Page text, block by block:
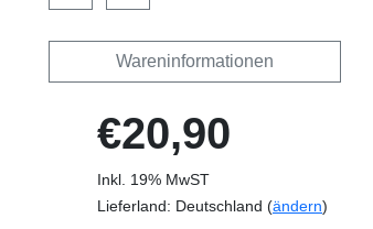
Wareninformationen
€20,90
Inkl. 19% MwST
Lieferland: Deutschland (ändern)